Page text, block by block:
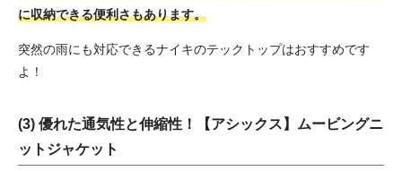
に収納できる便利さもあります。
突然の雨にも対応できるナイキのテックトップはおすすめです
よ！
(3) 優れた通気性と伸縮性！【アシックス】ムービングニ
ットジャケット